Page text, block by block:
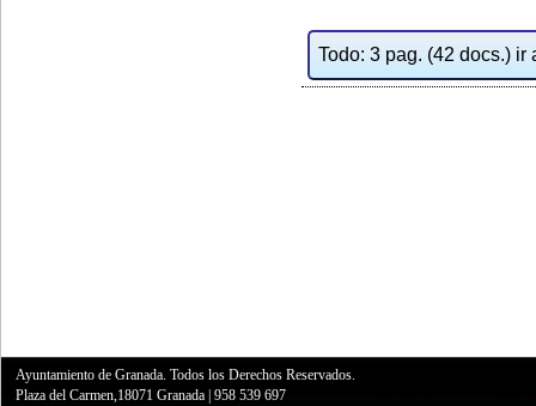
Todo: 3 pag. (42 docs.) ir
Ayuntamiento de Granada. Todos los Derechos Reservados.
Plaza del Carmen,18071 Granada |958 539 697